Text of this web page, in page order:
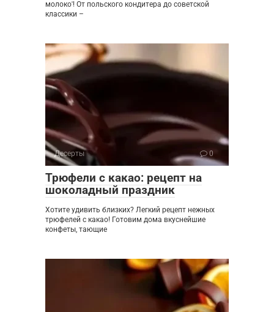
молоко'! От польского кондитера до советской
классики –
Десерты 0
Трюфели с какао: рецепт на
шоколадный праздник
Хотите удивить близких? Легкий рецепт нежных
трюфелей с какао! Готовим дома вкуснейшие
конфеты, тающие